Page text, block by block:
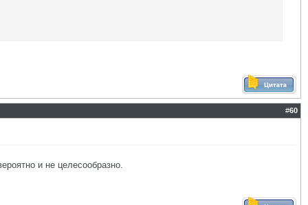
#60
и не целесообразно.